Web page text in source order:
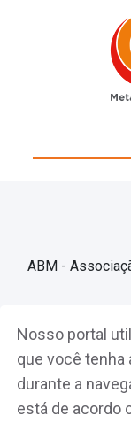
Nosso portal
que você tenha
durante a
está de acordo
ABM -